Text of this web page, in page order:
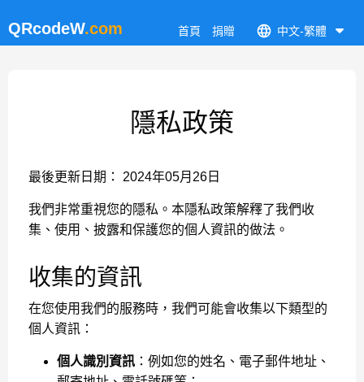
QRcodeW.com 首頁 捐贈 中文-繁體
隱私政策
最後更新日期： 2024年05月26日
我們非常重視您的隱私。本隱私政策解釋了我們收
集、使用、披露和保護您的個人資訊的做法。
收集的資訊
在您使用我們的服務時，我們可能會收集以下類型的
個人資訊：
個人識別資訊 ：例如您的姓名、電子郵件地址、